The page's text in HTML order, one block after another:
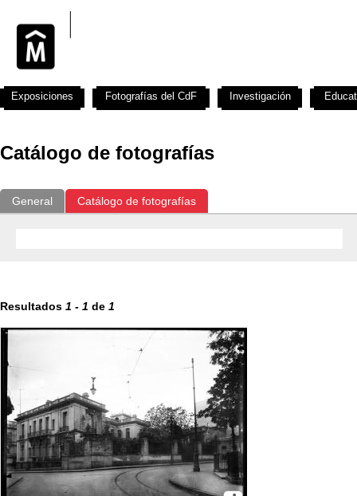
Catálogo de fotografías
General Catálogo de fotografías
Resultados 1 - 1 de 1
Exposiciones Fotografías del CdF Investigación